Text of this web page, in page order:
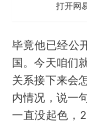
打开网
毕竟他已经公
国。今天咱们
关系接下来会
内情况，说一
一直没起色，